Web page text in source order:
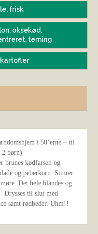
frisk
oksekød,
terning
i 50’erne – til
2 børn)
brunes kødfarsen og
og peberkorn. Simrer
Det hele blandes og
Drysses til slut med
samt rødbeder. Uhm!!